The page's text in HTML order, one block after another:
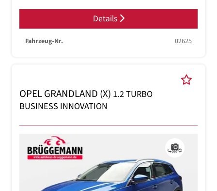
Details
Fahrzeug-Nr. 02625
OPEL GRANDLAND (X) 1.2 TURBO
BUSINESS INNOVATION